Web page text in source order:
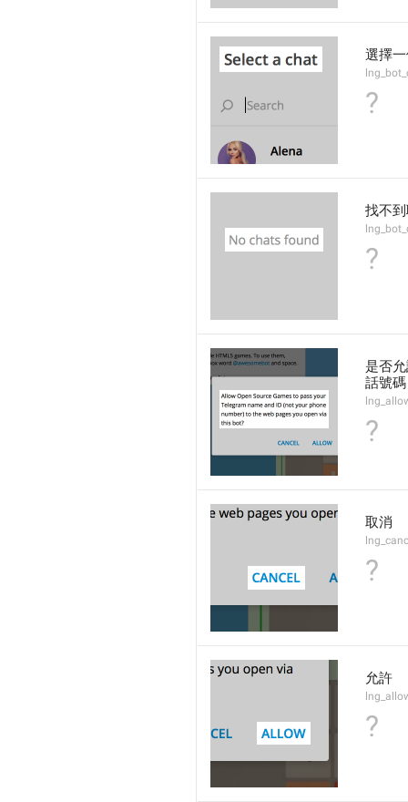
選擇
?
找不
?
是否
話號
?
取消
?
允許
?